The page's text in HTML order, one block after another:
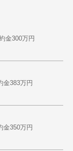
金300万円
金383万円
金350万円